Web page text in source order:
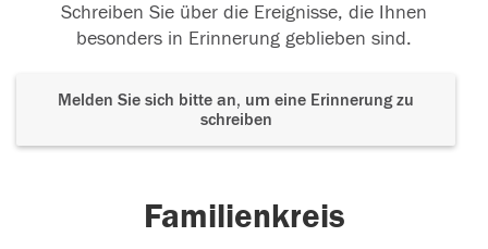
Schreiben Sie über die Ereignisse, die Ihnen
besonders in Erinnerung geblieben sind.
Melden Sie sich bitte an, um eine Erinnerung zu
schreiben
Familienkreis